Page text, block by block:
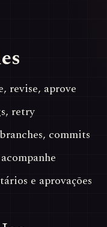
revise, aprove
retry
commits
e aprovações